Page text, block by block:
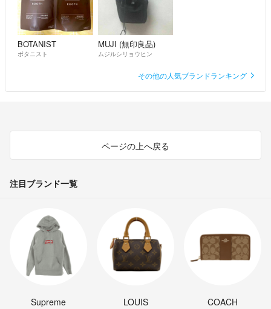
BOTANIST
ボタニスト
MUJI (無印良品)
ムジルシリョウヒン
その他の人気ブランドランキング
ページの上へ戻る
注目ブランド一覧
Supreme
LOUIS
COACH